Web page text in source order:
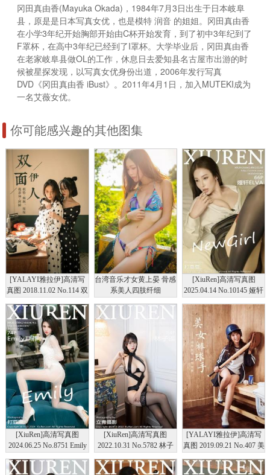
冈田真由香(Mayuka Okada)，1984年7月3日出生于日本岐阜
县，原是是日本写真女优，也是模特 润音 的姐姐。冈田真由香
在小学3年纪开始胸部开始由C杯开始发育，到了初中3年纪到了
F罩杯，在高中3年纪已经到了I罩杯。大学毕业后，冈田真由香
在老家岐阜县做OL的工作，休息日去爱知县名古屋市出游的时
候被星探发现，以写真女优身份出道，2006年发行写真
DVD《冈田真由香 iBust》。2011年4月1日，加入MUTEKI成为
一名艾薇女优。
你可能感兴趣的其他图集
[YALAYI雅拉伊]高清写
真图 2018.11.02 No.114 双
台湾音乐才女黄上晏 骨感
系美人四肢纤细
[XiuRen]高清写真图
2025.04.14 No.10145 娅轩
[XiuRen]高清写真图
2024.06.25 No.8751 Emily
[XiuRen]高清写真图
2022.10.31 No.5782 林子
[YALAYI雅拉伊]高清写
真图 2019.09.21 No.407 美